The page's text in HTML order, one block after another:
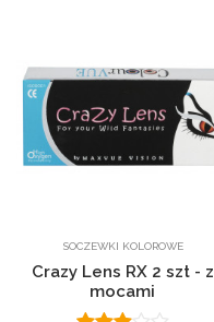
SOCZEWKI KOLOROWE
Crazy Lens RX 2 szt - z
mocami